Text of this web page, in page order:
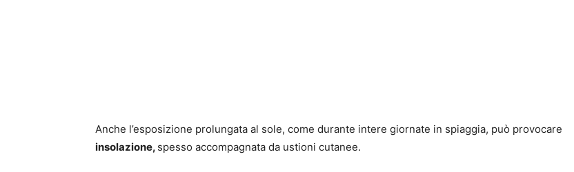
Anche l’esposizione prolungata al sole, come durante intere giornate in spiaggia, può provocare
insolazione, spesso accompagnata da ustioni cutanee.